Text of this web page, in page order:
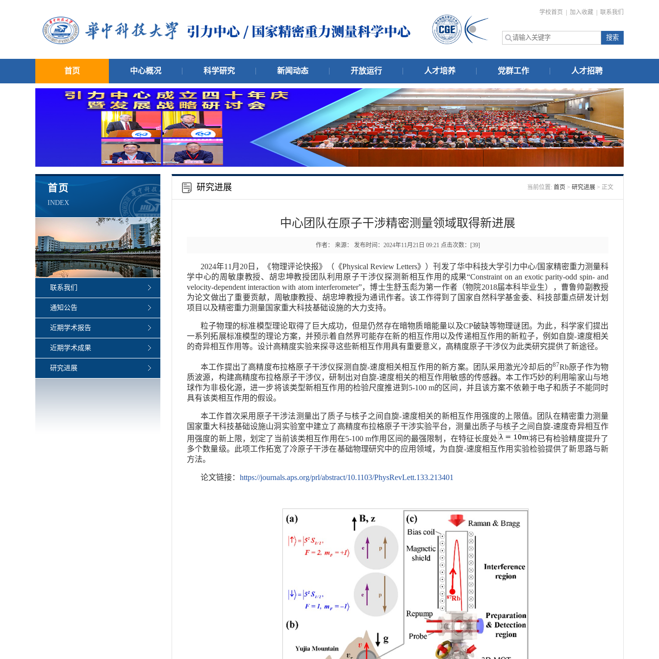
学校首页 加入收藏 联系我们
首页 中心概况 科学研究 新闻动态 开放运行 人才培养 党群工作 人才招聘
首页
INDEX
联系我们
通知公告
近期学术报告
近期学术成果
研究进展
研究进展 当前位置: 首页 > 研究进展 > 正文
中心团队在原子干涉精密测量领域取得新进展
作者： 来源： 发布时间：2024年11月21日 09:21 点击次数：[39]
2024年11月20日，《物理评论快报》（《Physical Review Letters》）刊发了华中科技大学引力中心/国家精密重力测量科
学中心的周敏康教授、胡忠坤教授团队利用原子干涉仪探测新相互作用的成果“Constraint on an exotic parity-odd spin- and
velocity-dependent interaction with atom interferometer”，博士生舒玉彪为第一作者（物院2018届本科毕业生），曹鲁帅副教授
为论文做出了重要贡献，周敏康教授、胡忠坤教授为通讯作者。该工作得到了国家自然科学基金委、科技部重点研发计划
项目以及精密重力测量国家重大科技基础设施的大力支持。
粒子物理的标准模型理论取得了巨大成功，但是仍然存在暗物质暗能量以及CP破缺等物理谜团。为此，科学家们提出
一系列拓展标准模型的理论方案，并预示着自然界可能存在新的相互作用以及传递相互作用的新粒子，例如自旋-速度相关
的奇异相互作用等。设计高精度实验来探寻这些新相互作用具有重要意义，高精度原子干涉仪为此类研究提供了新途径。
本工作提出了高精度布拉格原子干涉仪探测自旋-速度相关相互作用的新方案。团队采用激光冷却后的87Rb原子作为物
质波源，构建高精度布拉格原子干涉仪，研制出对自旋-速度相关的相互作用敏感的传感器。本工作巧妙的利用喻家山与地
球作为非极化源，进一步将该类型新相互作用的检验尺度推进到5-100 m的区间，并且该方案不依赖于电子和质子不能同时
具有该类相互作用的假设。
本工作首次采用原子干涉法测量出了质子与核子之间自旋-速度相关的新相互作用强度的上限值。团队在精密重力测量
国家重大科技基础设施山洞实验室中建立了高精度布拉格原子干涉实验平台，测量出质子与核子之间自旋-速度奇异相互作
用强度的新上限，划定了当前该类相互作用在5-100 m作用区间的最强限制，在特征长度处
将已有检验精度提升了
多个数量级。此项工作拓宽了冷原子干涉在基础物理研究中的应用领域，为自旋-速度相互作用实验检验提供了新思路与新
方法。
论文链接： https://journals.aps.org/prl/abstract/10.1103/PhysRevLett.133.213401